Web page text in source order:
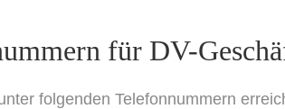
für DV-
folgenden Telefonnummern